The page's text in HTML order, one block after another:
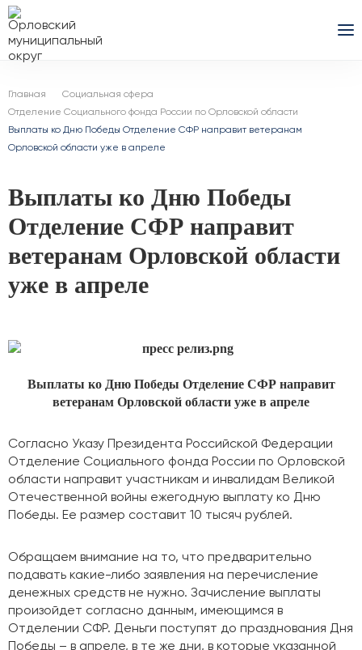
Главная
Социальная сфера
Отделение Социального фонда России по Орловской области
Выплаты ко Дню Победы Отделение СФР направит ветеранам
Орловской области уже в апреле
Выплаты ко Дню Победы
Отделение СФР направит
ветеранам Орловской области
уже в апреле
Выплаты ко Дню Победы Отделение СФР направит
ветеранам Орловской области уже в апреле
Согласно Указу Президента Российской Федерации
Отделение Социального фонда России по Орловской
области направит участникам и инвалидам Великой
Отечественной войны ежегодную выплату ко Дню
Победы. Ее размер составит 10 тысяч рублей.
Обращаем внимание на то, что предварительно
подавать какие-либо заявления на перечисление
денежных средств не нужно. Зачисление выплаты
произойдет согласно данным, имеющимся в
Отделении СФР. Деньги поступят до празднования Дня
Победы – в апреле, в те же дни, в которые указанной